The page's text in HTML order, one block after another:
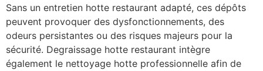
Sans un entretien hotte restaurant adapté, ces dépôts
peuvent provoquer des dysfonctionnements, des
odeurs persistantes ou des risques majeurs pour la
sécurité. Degraissage hotte restaurant intègre
également le nettoyage hotte professionnelle afin de